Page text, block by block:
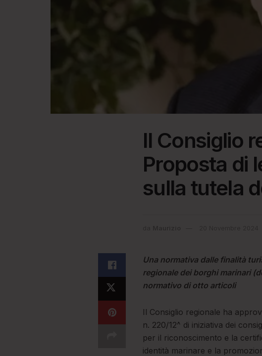
Il Consiglio
Proposta di
sulla tutela
Una normativa dalle finalità
regionale dei borghi marinari
normativo di otto articoli
Il Consiglio regionale ha
n. 220/12^ di iniziativa dei
per il riconoscimento e la
identità marinare e la